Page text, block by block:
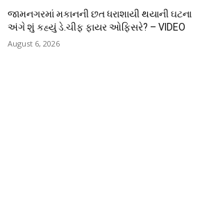
જામનગરમાં મકાનની છત ધરાશાયી થયાની ઘટના
અંગે શું કહ્યું ડે.ચીફ ફાયર ઓફિસરે? – VIDEO
August 6, 2026